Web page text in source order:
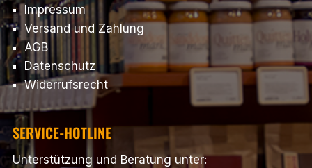
Impressum
Versand und Zahlung
AGB
Datenschutz
Widerrufsrecht
SERVICE-HOTLINE
Unterstützung und Beratung unter: